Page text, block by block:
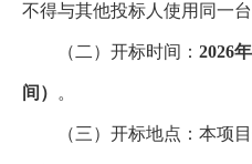
不得与其他投标人使用同一
（二）开标时间： 2026
间） 。
（三）开标地点：本项